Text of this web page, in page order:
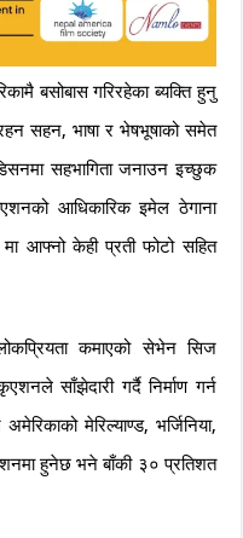
बसोबास गरिरहेका ब्यक्ति हुनु
सहन, भाषा र भेषभूषाको समेत
सहभागिता जनाउन इच्छुक
आधिकारिक इमेल ठेगाना
मा आफ्नो केही प्रती फोटो सहित
लोकप्रियता कमाएको सेभेन सिज
साँझेदारी गर्दै निर्माण गर्न
मेरिल्याण्ड, भर्जिनिया,
हुनेछ भने बाँकी ३० प्रतिशत